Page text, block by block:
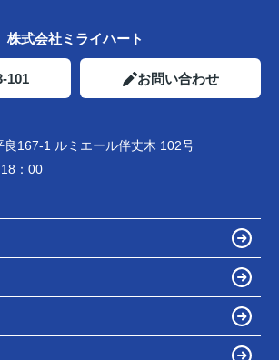
株式会社ミライハート
101 お問い合わせ
良167-1 ルミエール伴丈木 102号
：00